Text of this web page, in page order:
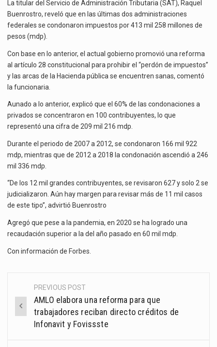
La reforma que reduce la jornada laboral a 40 horas semanales omitió precisar su aplicación…
DE
413
MIL
LAS
ÚLTIMAS
DOS
La titular del Servicio de Administración Tributaria (SAT), Raquel
Buenrostro, reveló que en las últimas dos administraciones
federales se condonaron impuestos por 413 mil 258 millones de
pesos (mdp).
Con base en lo anterior, el actual gobierno promovió una reforma
al artículo 28 constitucional para prohibir el “perdón de impuestos”
y las arcas de la Hacienda pública se encuentren sanas, comentó
la funcionaria.
Aunado a lo anterior, explicó que el 60% de las condonaciones a
privados se concentraron en 100 contribuyentes, lo que
representó una cifra de 209 mil 216 mdp.
Durante el periodo de 2007 a 2012, se condonaron 166 mil 922
mdp, mientras que de 2012 a 2018 la condonación ascendió a 246
mil 336 mdp.
“De los 12 mil grandes contribuyentes, se revisaron 627 y solo 2 se
judicializaron. Aún hay margen para revisar más de 11 mil casos
de este tipo”, advirtió Buenrostro
Agregó que pese a la pandemia, en 2020 se ha logrado una
recaudación superior a la del año pasado en 60 mil mdp.
Con información de Forbes
Post
navigation
PREVIOUS POST
AMLO elabora una reforma para que
trabajadores reciban directo créditos de
Infonavit y Fovissste